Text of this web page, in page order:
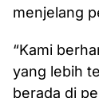
menjelang
“Kami
yang lebih
berada di